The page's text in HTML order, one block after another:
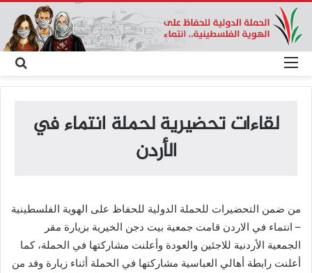
عن
القائمة
لقاءات تحضيرية لحملة انتماء في
الأردن
من ضمن التحضيرات للحملة الدولية للحفاظ على الهوية الفلسطينية
– انتماء في الاردن قامت جمعية بيت دجن الخيرية بزيارة مقر
الجمعية الأردنية للاجئين والعودة وأعلنت مشاركتها في الحملة، كما
أعلنت رابطة أهالي العباسية مشاركتها في الحملة أثناء زيارة وفد من